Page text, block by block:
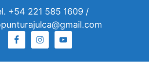
+54 221 585 1609 /